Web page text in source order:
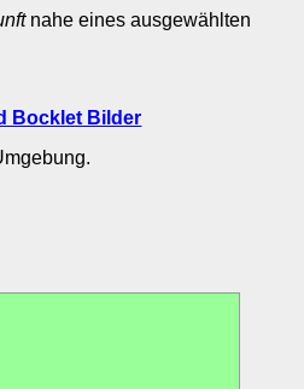
nahe eines ausgewählten
Bocklet Bilder